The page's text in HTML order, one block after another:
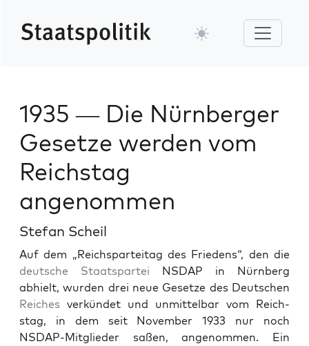
1935 — Die Nürnberger
Gesetze werden vom
Reichstag
angenommen
Stefan Scheil
Auf dem „Reichsparteitag des Friedens“, den die
deutsche
Staatspartei NSDAP in Nürn­berg
abhielt, wur­den drei neue Geset­ze des Deutschen
Reich­es verkün­det und unmit­tel­bar vom Reich­
stag, in dem seit Novem­ber 1933 nur noch
NSDAP-Mit­glieder saßen, angenom­men. Ein